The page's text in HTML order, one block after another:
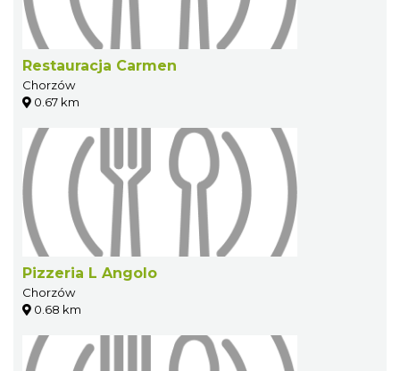
Restauracja Carmen
Chorzów
0.67 km
Pizzeria L Angolo
Chorzów
0.68 km